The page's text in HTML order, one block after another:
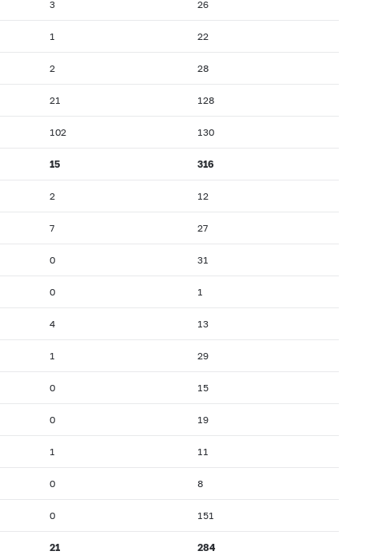
3 26
1 22
2 28
21 128
102 130
15 316
2 12
7 27
0 31
0 1
4 13
1 29
0 15
0 19
1 11
0 8
0 151
21 284